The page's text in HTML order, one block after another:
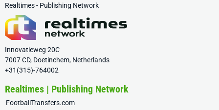
Realtimes - Publishing Network
Innovatieweg 20C
7007 CD, Doetinchem, Netherlands
+31(315)-764002
Realtimes | Publishing Network
FootballTransfers.com